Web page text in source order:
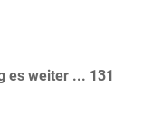
es weiter ... 131